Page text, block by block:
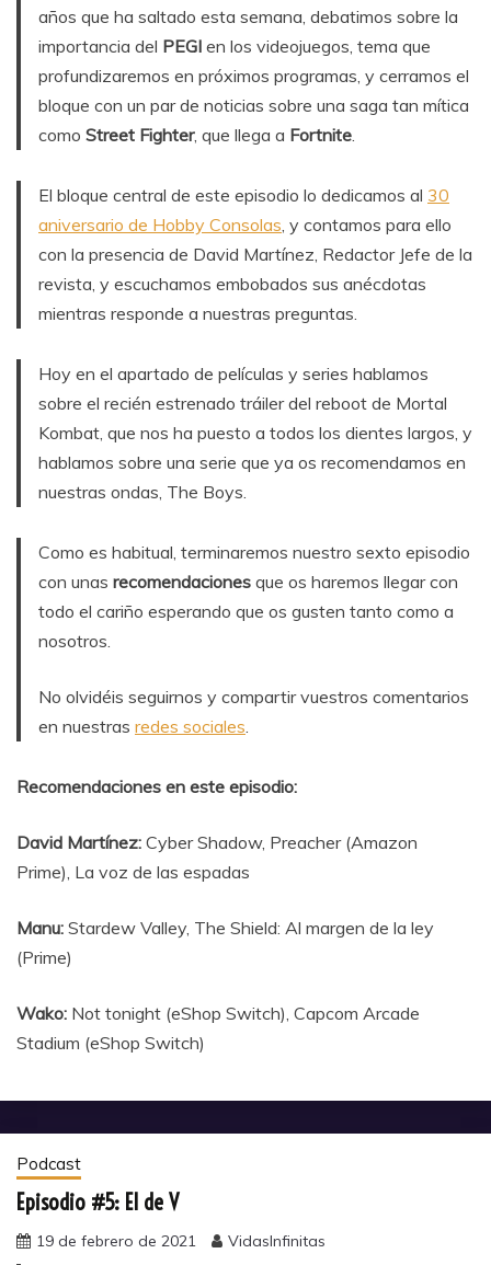
años que ha saltado esta semana, debatimos sobre la
importancia del PEGI en los videojuegos, tema que
profundizaremos en próximos programas, y cerramos el
bloque con un par de noticias sobre una saga tan mítica
como Street Fighter, que llega a Fortnite.
El bloque central de este episodio lo dedicamos al 30
aniversario de Hobby Consolas, y contamos para ello
con la presencia de David Martínez, Redactor Jefe de la
revista, y escuchamos embobados sus anécdotas
mientras responde a nuestras preguntas.
Hoy en el apartado de películas y series hablamos
sobre el recién estrenado tráiler del reboot de Mortal
Kombat, que nos ha puesto a todos los dientes largos, y
hablamos sobre una serie que ya os recomendamos en
nuestras ondas, The Boys.
Como es habitual, terminaremos nuestro sexto episodio
con unas recomendaciones que os haremos llegar con
todo el cariño esperando que os gusten tanto como a
nosotros.
No olvidéis seguirnos y compartir vuestros comentarios
en nuestras redes sociales.
Recomendaciones en este episodio:
David Martínez: Cyber Shadow, Preacher (Amazon
Prime), La voz de las espadas
Manu: Stardew Valley, The Shield: Al margen de la ley
(Prime)
Wako: Not tonight (eShop Switch), Capcom Arcade
Stadium (eShop Switch)
Podcast
Episodio #5: El de V
19 de febrero de 2021 VidasInfinitas